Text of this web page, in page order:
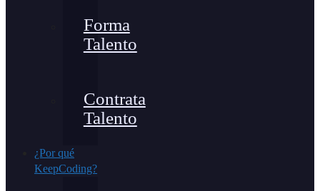
Forma
Talento
Contrata
Talento
¿Por qué
KeepCoding?